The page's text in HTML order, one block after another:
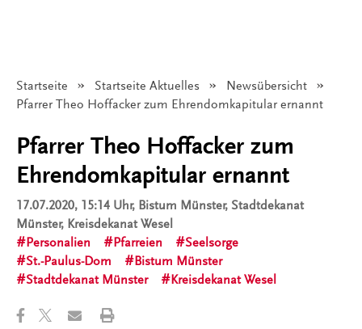
Startseite Startseite Aktuelles
Newsübersicht
Angezeigt:
Pfarrer Theo Hoffacker zum Ehrendomkapitular ernannt
Pfarrer Theo Hoffacker zum
Ehrendomkapitular ernannt
17.07.2020, 15:14 Uhr, Bistum Münster, Stadtdekanat
Münster, Kreisdekanat Wesel
Personalien
Pfarreien
Seelsorge
St.-Paulus-Dom
Bistum Münster
Stadtdekanat Münster
Kreisdekanat Wesel